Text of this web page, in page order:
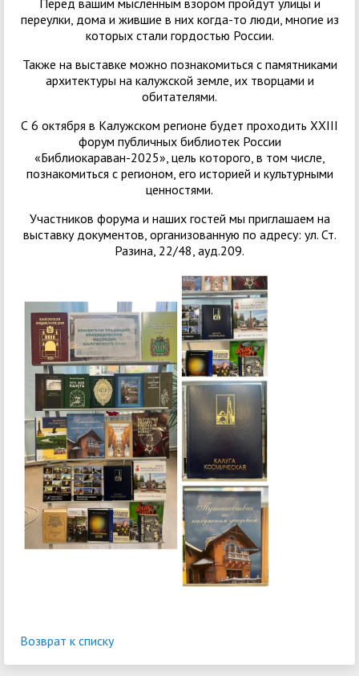
Перед вашим мысленным взором пройдут улицы и
переулки, дома и жившие в них когда-то люди, многие из
которых стали гордостью России.
Также на выставке можно познакомиться с памятниками
архитектуры на калужской земле, их творцами и
обитателями.
С 6 октября в Калужском регионе будет проходить XXIII
форум публичных библиотек России
«Библиокараван-2025», цель которого, в том числе,
познакомиться с регионом, его историей и культурными
ценностями.
Участников форума и наших гостей мы приглашаем на
выставку документов, организованную по адресу: ул. Ст.
Разина, 22/48, ауд.209.
Возврат к списку